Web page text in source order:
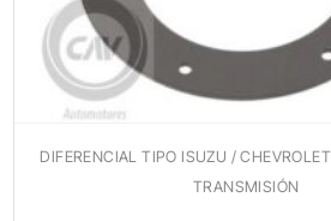
DIFERENCIAL TIPO ISUZU / CHEVROLET
TRANSMISIÓN